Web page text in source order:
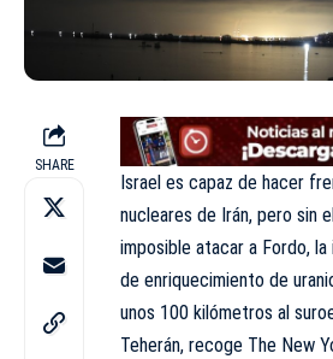
SHARE
Israel es capaz de hacer
nucleares de Irán, pero sin
imposible atacar a Fordo,
de enriquecimiento de
unos 100 kilómetros al
Teherán, recoge The New